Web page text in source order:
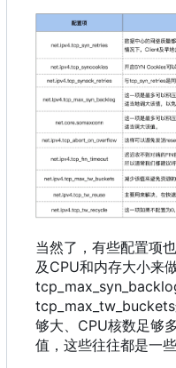
当然了 ， 有些配置项
及CPU和内存大小来
够大、CPU核数足够
值 ， 这些往往都是一些